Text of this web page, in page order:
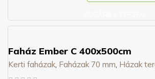
Faház Ember C 400x500cm
Kerti faházak, Faházak 70 mm, Házak